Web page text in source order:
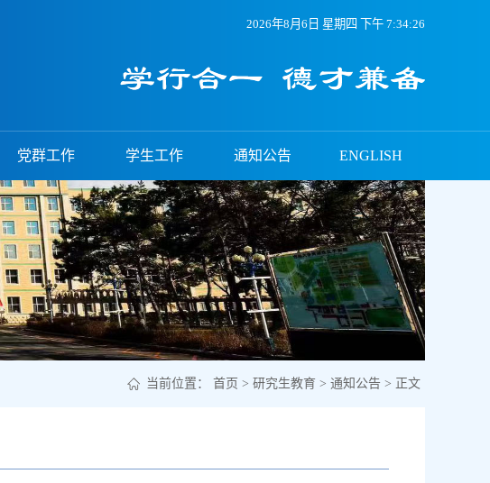
2026年8月6日 星期四 下午 7:34:27
党群工作 学生工作 通知公告 ENGLISH
当前位置： 首页 > 研究生教育 > 通知公告 > 正文